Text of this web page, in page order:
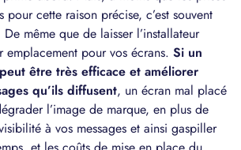
pour cette raison précise, c’est souvent
même que de laisser l’installateur
pour vos écrans. Si un
être très efficace et améliorer
qu’ils diffusent, un écran mal placé
l’image de marque, en plus de
à vos messages et ainsi gaspiller